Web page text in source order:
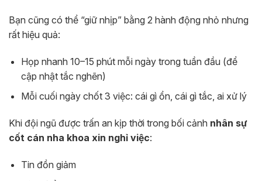
Bạn cũng có thể “giữ nhịp” bằng 2 hành động nhỏ nhưng
rất hiệu quả:
Họp nhanh 10–15 phút mỗi ngày trong tuần đầu (để
cập nhật tắc nghẽn)
Mỗi cuối ngày chốt 3 việc: cái gì ổn, cái gì tắc, ai xử lý
Khi đội ngũ được trấn an kịp thời trong bối cảnh nhân sự
cốt cán nha khoa xin nghỉ việc:
Tin đồn giảm